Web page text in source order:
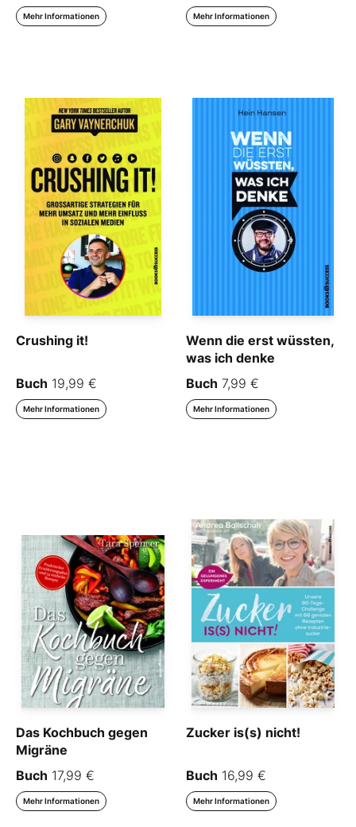
Mehr Informationen Mehr Informationen
Crushing it!
Buch 19,99 €
Mehr Informationen
Wenn die erst wüssten,
was ich denke
Buch 7,99 €
Mehr Informationen
Das Kochbuch gegen
Migräne
Buch 17,99 €
Mehr Informationen
Zucker is(s) nicht!
Buch 16,99 €
Mehr Informationen